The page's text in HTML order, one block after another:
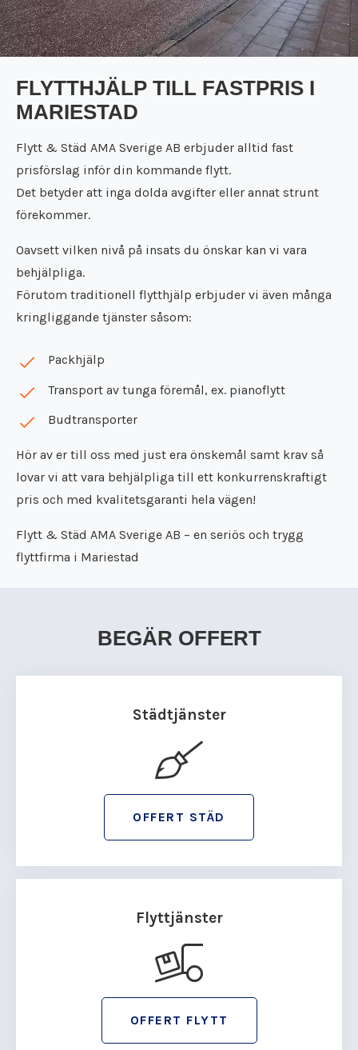
FLYTTHJÄLP TILL FASTPRIS I
MARIESTAD
Flytt & Städ AMA Sverige AB erbjuder alltid fast
prisförslag inför din kommande flytt.
Det betyder att inga dolda avgifter eller annat strunt
förekommer.
Oavsett vilken nivå på insats du önskar kan vi vara
behjälpliga.
Förutom traditionell flytthjälp erbjuder vi även många
kringliggande tjänster såsom:
Packhjälp
Transport av tunga föremål, ex. pianoflytt
Budtransporter
Hör av er till oss med just era önskemål samt krav så
lovar vi att vara behjälpliga till ett konkurrenskraftigt
pris och med kvalitetsgaranti hela vägen!
Flytt & Städ AMA Sverige AB – en seriös och trygg
flyttfirma i Mariestad
BEGÄR OFFERT
Städtjänster
OFFERT STÄD
Flyttjänster
OFFERT FLYTT